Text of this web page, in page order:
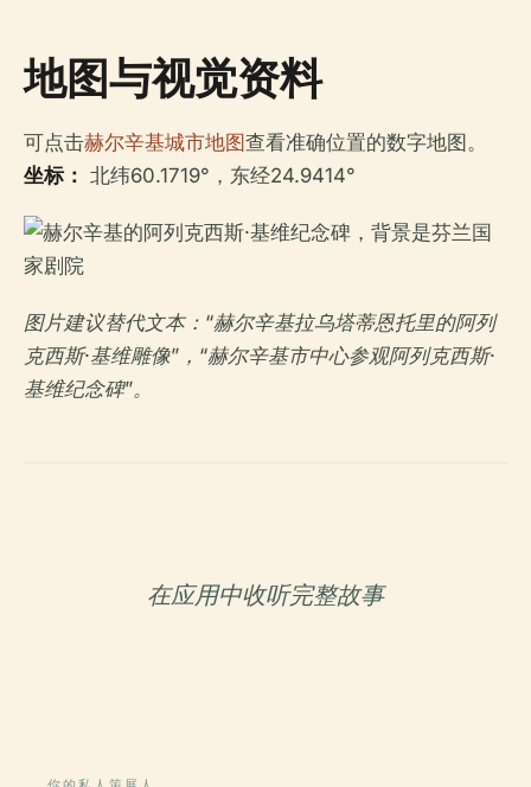
地图与视觉资料
可点击赫尔辛基城市地图查看准确位置的数字地图。
坐标： 北纬60.1719°，东经24.9414°
图片建议替代文本：“赫尔辛基拉乌塔蒂恩托里的阿列
克西斯·基维雕像”，“赫尔辛基市中心参观阿列克西斯·
基维纪念碑”。
在应用中收听完整故事